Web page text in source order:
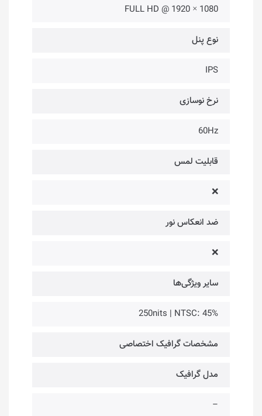
1080 × 1920 @ FULL HD
نوع پنل
IPS
نرخ نوسازی
60Hz
قابلیت لمس
❌
ضد انعکاس نور
❌
سایر ویژگی‌ها
250nits | NTSC: 45%
مشخصات گرافیک اختصاصی
مدل گرافیک
–